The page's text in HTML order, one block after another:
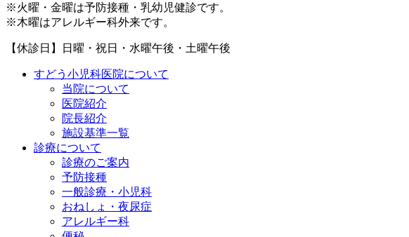
※火曜・金曜は予防接種・乳幼児健診です。
※木曜はアレルギー科外来です。
【休診日】日曜・祝日・水曜午後・土曜午後
すどう小児科医院について
当院について
医院紹介
院長紹介
施設基準一覧
診療について
診療のご案内
予防接種
一般診療・小児科
おねしょ・夜尿症
アレルギー科